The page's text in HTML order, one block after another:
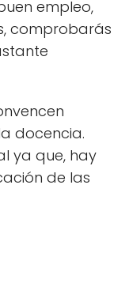
empleo,
comprobarás
docencia.
ya que, hay
de las